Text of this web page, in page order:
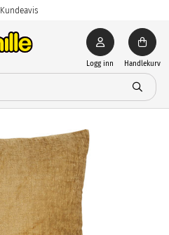
Kundeavis
Logg inn Handlekurv